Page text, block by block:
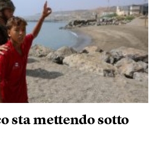
sta mettendo sotto